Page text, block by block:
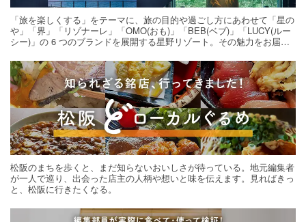
「旅を楽しくする」をテーマに、旅の目的や過ごし方にあわせて「星の
や」「界」「リゾナーレ」「OMO(おも)」「BEB(ベブ)」「LUCY(ルー
シー)」の 6 つのブランドを展開する星野リゾート。その魅力をお届け
松阪のまちを歩くと、まだ知らないおいしさが待っている。地元編集者
が一人で巡り、出会った店主の人柄や想いと味を伝えます。見ればきっ
と、松阪に行きたくなる。